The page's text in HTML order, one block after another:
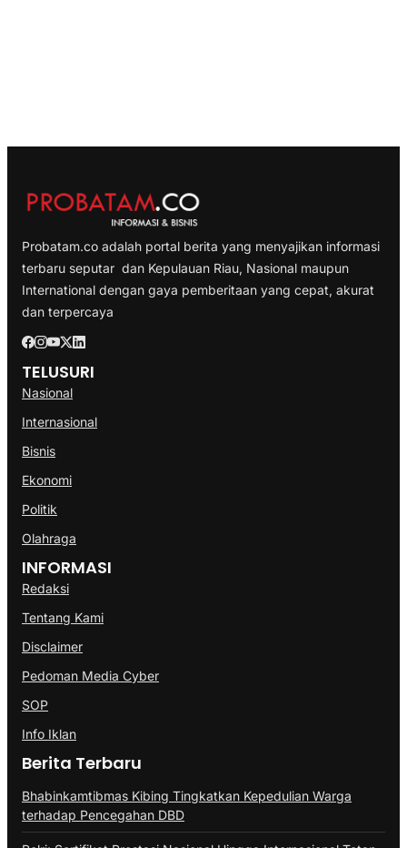
Probatam.co adalah portal berita yang menyajikan informasi
terbaru seputar dan Kepulauan Riau, Nasional maupun
International dengan gaya pemberitaan yang cepat, akurat
dan terpercaya
TELUSURI
Nasional
Internasional
Bisnis
Ekonomi
Politik
Olahraga
INFORMASI
Redaksi
Tentang Kami
Disclaimer
Pedoman Media Cyber
SOP
Info Iklan
Berita Terbaru
Bhabinkamtibmas Kibing Tingkatkan Kepedulian Warga
terhadap Pencegahan DBD